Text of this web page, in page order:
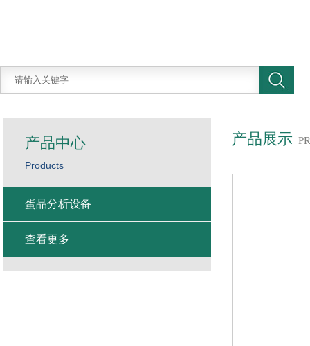
产品展示
产品中心
Products
蛋品分析设备
查看更多